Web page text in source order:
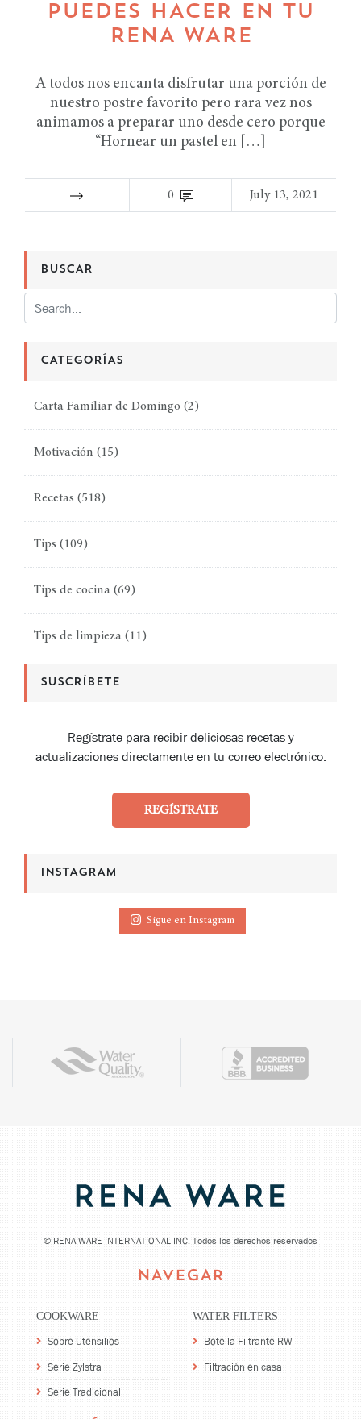
PUEDES HACER EN TU
RENA WARE
A todos nos encanta disfrutar una porción de
nuestro postre favorito pero rara vez nos
animamos a preparar uno desde cero porque
“Hornear un pastel en […]
0 July 13, 2021
BUSCAR
CATEGORÍAS
Carta Familiar de Domingo (2)
Motivación (15)
Recetas (518)
Tips (109)
Tips de cocina (69)
Tips de limpieza (11)
SUSCRÍBETE
Regístrate para recibir deliciosas recetas y
actualizaciones directamente en tu correo electrónico.
REGÍSTRATE
INSTAGRAM
Sigue en Instagram
© RENA WARE INTERNATIONAL INC. Todos los derechos reservados
NAVEGAR
COOKWARE
Sobre Utensilios
Serie Zylstra
Serie Tradicional
WATER FILTERS
Botella Filtrante RW
Filtración en casa